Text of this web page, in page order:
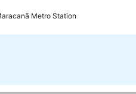
Metro Station